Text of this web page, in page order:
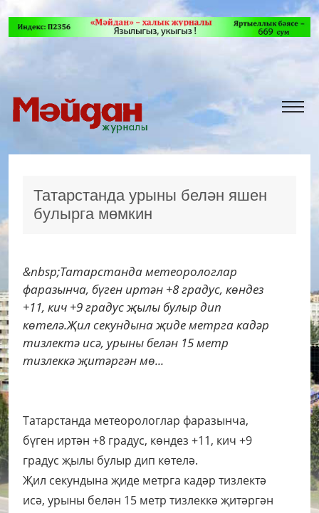
Татарстанда урыны белән яшен
булырга мөмкин
&nbsp;Татарстанда метеорологлар
фаразынча, бүген иртән +8 градус, көндез
+11, кич +9 градус җылы булыр дип
көтелә.Җил секундына җиде метрга кадәр
тизлектә исә, урыны белән 15 метр
тизлеккә җитәргән мө...
Татарстанда метеорологлар фаразынча,
бүген иртән +8 градус, көндез +11, кич +9
градус җылы булыр дип көтелә.
Җил секундына җиде метрга кадәр тизлектә
исә, урыны белән 15 метр тизлеккә җитәргән